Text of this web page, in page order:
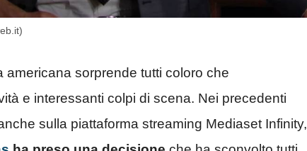
americana sorprende tutti coloro che
e interessanti colpi di scena. Nei precedenti
sulla piattaforma streaming Mediaset Infinity,